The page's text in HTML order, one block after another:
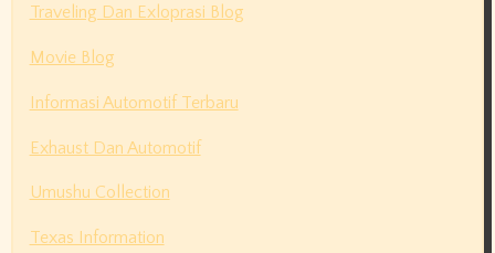
Traveling Dan Exloprasi Blog
Movie Blog
Informasi Automotif Terbaru
Exhaust Dan Automotif
Umushu Collection
Texas Information